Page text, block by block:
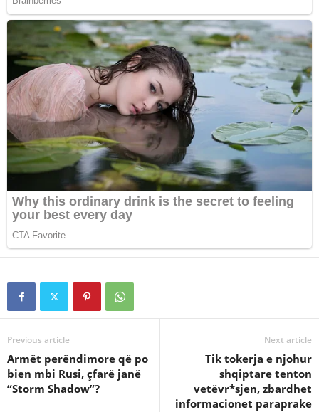
Previous article
Armët perëndimore që po
bien mbi Rusi, çfarë janë
“Storm Shadow”?
Next article
Tik tokerja e njohur
shqiptare tenton
vetëvr*sjen, zbardhet
informacionet paraprake